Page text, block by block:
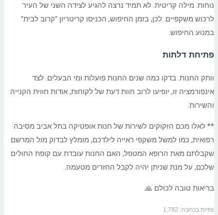
נוחות. מילה קריטית. לא תמיד נרצה להגיע לצידה השני של העיר
לרכוש משקפיים. לכן, בזמן החיפוש, הכניסו קריטריון "קרוב לבית"
במנוע החיפוש.
פתיחת דלתות
וותק החנות. בדקו כמה שנים החנות פועלות ומי הבעלים. לצד
אינפורמציה זו, יופיעו לרוב חוות דעת של לקוחות, אודות חווית הקנייה
והשירות.
** לאלו מכם הזקוקים לשירות של חנות אופטיקה בתל אביב מסיבה
רפואית, כמו למשל משקפי ראייה לילדכם, מומלץ לבדוק מול המרשם
שקבלתם מאת הרופא המטפל, האם החנות עובדת עם קופת החולים
שלכם, על מנת שניתן יהיה לקבל החזרים מטעמה.
בריאות טובה לכולם 🙏
צפיות בכתבה: 1,792